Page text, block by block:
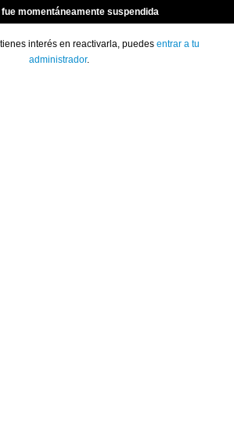
fue momentáneamente suspendida
interés en reactivarla, puedes entrar a tu
administrador.